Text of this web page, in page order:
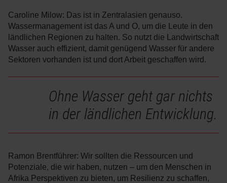
Caroline Milow: Das ist in Zentralasien genauso.
Wassermanagement ist das A und O, um die Leute in den
ländlichen Regionen zu halten. So nutzt die Landwirtschaft
Wasser auch effizient, damit genügend Wasser für andere
Sektoren vorhanden ist und dort Arbeit geschaffen wird.
Ohne Wasser geht gar nichts
in der ländlichen Entwicklung.
Ramon Brentführer: Wir sollten die Ressourcen und
Potenziale, die wir haben, nutzen – um den Menschen in
Afrika Perspektiven zu bieten, um Resilienz zu schaffen,